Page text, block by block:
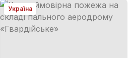
Україна